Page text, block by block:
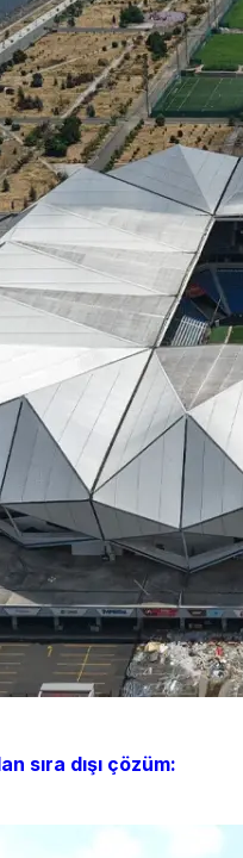
sıra dışı çözüm: